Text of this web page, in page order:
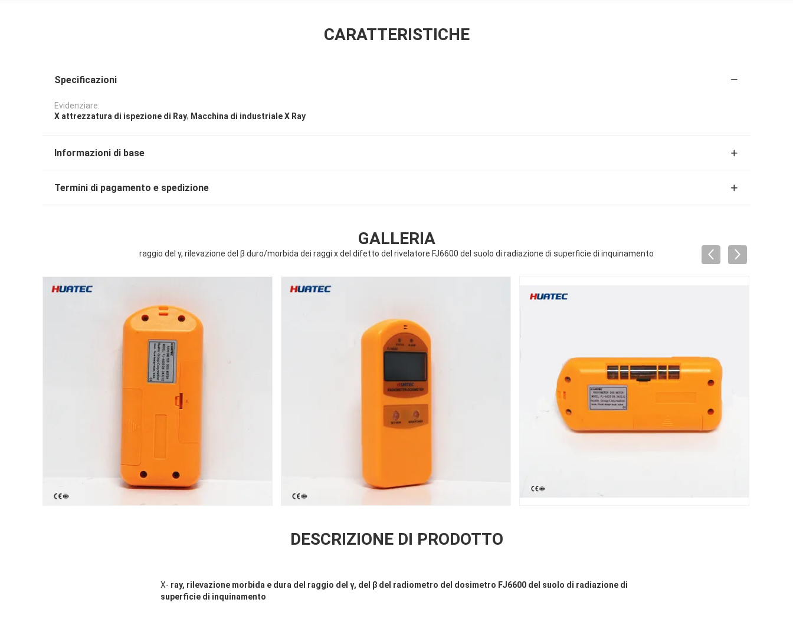
CARATTERISTICHE
Specificazioni
Evidenziare:
X attrezzatura di ispezione di Ray, Macchina di industriale X Ray
Informazioni di base
Termini di pagamento e spedizione
GALLERIA
raggio del γ, rilevazione del β duro/morbida dei raggi x del difetto del rivelatore FJ6600 del suolo di radiazione di superficie di inquinamento
DESCRIZIONE DI PRODOTTO
X- ray, rilevazione morbida e dura del raggio del γ, del β del radiometro del dosimetro FJ6600 del suolo di radiazione di
superficie di inquinamento